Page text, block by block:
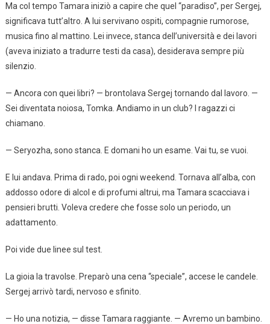
Ma col tempo Tamara iniziò a capire che quel “paradiso”, per Sergej,
significava tutt’altro. A lui servivano ospiti, compagnie rumorose,
musica fino al mattino. Lei invece, stanca dell’università e dei lavori
(aveva iniziato a tradurre testi da casa), desiderava sempre più
silenzio.
— Ancora con quei libri? — brontolava Sergej tornando dal lavoro. —
Sei diventata noiosa, Tomka. Andiamo in un club? I ragazzi ci
chiamano.
— Seryozha, sono stanca. E domani ho un esame. Vai tu, se vuoi.
E lui andava. Prima di rado, poi ogni weekend. Tornava all’alba, con
addosso odore di alcol e di profumi altrui, ma Tamara scacciava i
pensieri brutti. Voleva credere che fosse solo un periodo, un
adattamento.
Poi vide due linee sul test.
La gioia la travolse. Preparò una cena “speciale”, accese le candele.
Sergej arrivò tardi, nervoso e sfinito.
— Ho una notizia, — disse Tamara raggiante. — Avremo un bambino.